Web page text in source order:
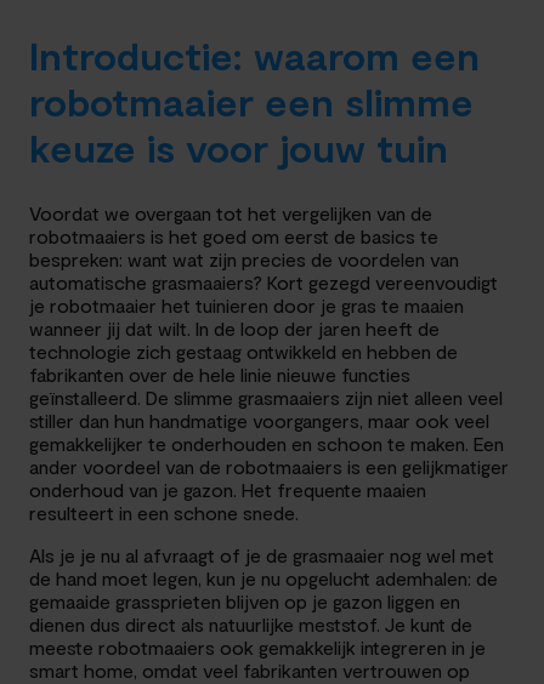
Introductie: waarom een
robotmaaier een slimme
keuze is voor jouw tuin
Voordat we overgaan tot het vergelijken van de
robotmaaiers is het goed om eerst de basics te
bespreken: want wat zijn precies de voordelen van
automatische grasmaaiers? Kort gezegd vereenvoudigt
je robotmaaier het tuinieren door je gras te maaien
wanneer jij dat wilt. In de loop der jaren heeft de
technologie zich gestaag ontwikkeld en hebben de
fabrikanten over de hele linie nieuwe functies
geïnstalleerd. De slimme grasmaaiers zijn niet alleen veel
stiller dan hun handmatige voorgangers, maar ook veel
gemakkelijker te onderhouden en schoon te maken. Een
ander voordeel van de robotmaaiers is een gelijkmatiger
onderhoud van je gazon. Het frequente maaien
resulteert in een schone snede.
Als je je nu al afvraagt of je de grasmaaier nog wel met
de hand moet legen, kun je nu opgelucht ademhalen: de
gemaaide grassprieten blijven op je gazon liggen en
dienen dus direct als natuurlijke meststof. Je kunt de
meeste robotmaaiers ook gemakkelijk integreren in je
smart home, omdat veel fabrikanten vertrouwen op